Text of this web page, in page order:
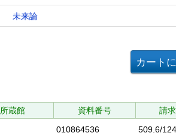
未来論
所蔵館 資料番号
請
010864536 509.6/